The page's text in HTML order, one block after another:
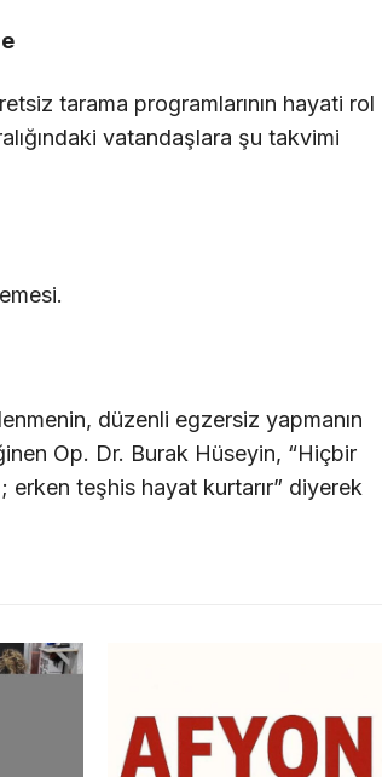
tarama programlarının hayati rol
vatandaşlara şu takvimi
düzenli egzersiz yapmanın
Op. Dr. Burak Hüseyin, “Hiçbir
erken teşhis hayat kurtarır” diyerek